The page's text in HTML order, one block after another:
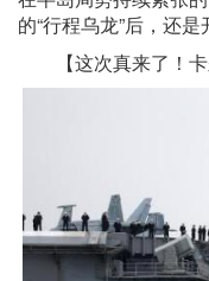
的“行程乌龙”后，还是
【这次真来了！卡